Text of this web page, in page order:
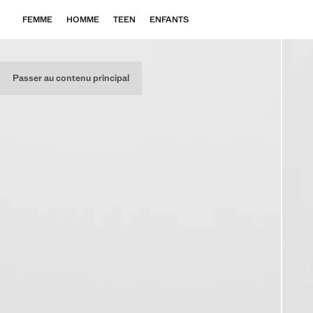
Passer au contenu principal
FEMME HOMME TEEN ENFANTS